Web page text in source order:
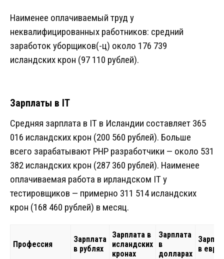
Наименее оплачиваемый труд у
неквалифицированных работников: средний
заработок уборщиков(-ц) около 176 739
исландских крон (97 110 рублей).
Зарплаты в IT
Средняя зарплата в IT в Исландии составляет 365
016 исландских крон (200 560 рублей). Больше
всего зарабатывают PHP разработчики — около 531
382 исландских крон (287 360 рублей). Наименее
оплачиваемая работа в ирландском IT у
тестировщиков — примерно 311 514 исландских
крон (168 460 рублей) в месяц.
Профессия
Зарплата
в рублях
Зарплата в
исландских
кронах
Зарплата
в
долларах
в евро